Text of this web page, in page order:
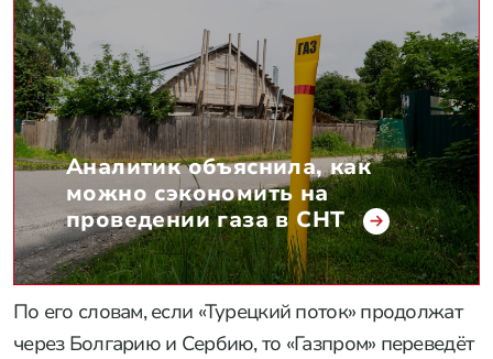
Аналитик объяснила, как
можно сэкономить на
проведении газа в СНТ
По его словам, если «Турецкий поток» продолжат
через Болгарию и Cербию, то «Газпром» переведёт